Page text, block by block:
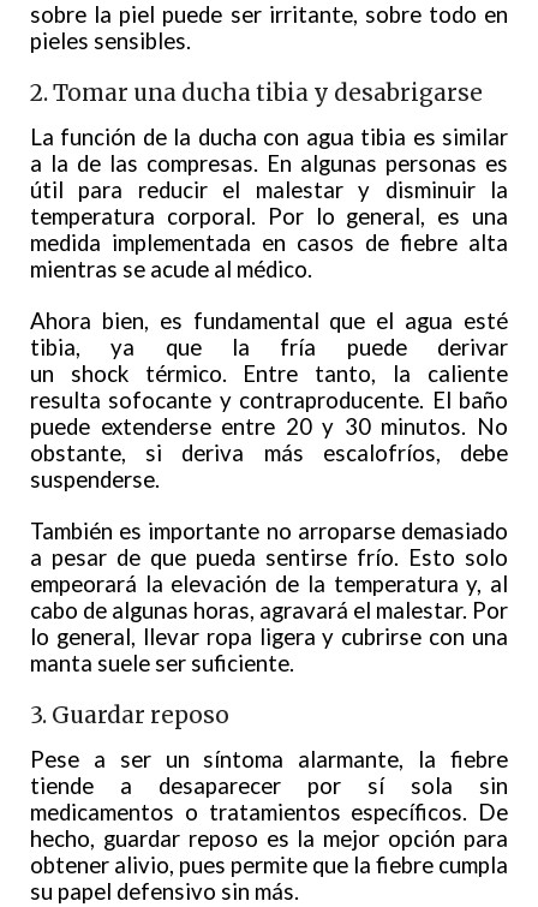
sobre la piel puede ser irritante, sobre todo en
pieles sensibles.
2. Tomar una ducha tibia y desabrigarse
La función de la ducha con agua tibia es similar
a la de las compresas. En algunas personas es
útil para reducir el malestar y disminuir la
temperatura corporal. Por lo general, es una
medida implementada en casos de fiebre alta
mientras se acude al médico.
Ahora bien, es fundamental que el agua esté
tibia, ya que la fría puede derivar
un shock térmico. Entre tanto, la caliente
resulta sofocante y contraproducente. El baño
puede extenderse entre 20 y 30 minutos. No
obstante, si deriva más escalofríos, debe
suspenderse.
También es importante no arroparse demasiado
a pesar de que pueda sentirse frío. Esto solo
empeorará la elevación de la temperatura y, al
cabo de algunas horas, agravará el malestar. Por
lo general, llevar ropa ligera y cubrirse con una
manta suele ser suficiente.
3. Guardar reposo
Pese a ser un síntoma alarmante, la fiebre
tiende a desaparecer por sí sola sin
medicamentos o tratamientos específicos. De
hecho, guardar reposo es la mejor opción para
obtener alivio, pues permite que la fiebre cumpla
su papel defensivo sin más.